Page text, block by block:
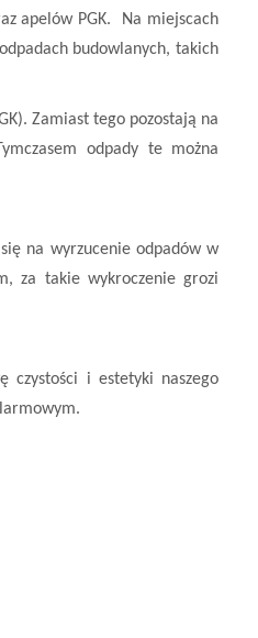
apelów PGK. Na miejscach
budowlanych, takich
Zamiast tego pozostają na
odpady te można
na wyrzucenie odpadów w
za takie wykroczenie grozi
czystości i estetyki naszego